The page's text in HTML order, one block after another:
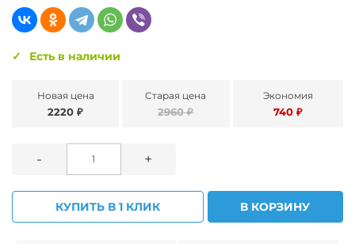
Есть в наличии
Новая цена
2220 ₽
Старая цена
2960 ₽
Экономия
740 ₽
- +
КУПИТЬ В 1 КЛИК В КОРЗИНУ